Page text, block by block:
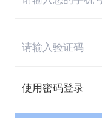
使用密码登录